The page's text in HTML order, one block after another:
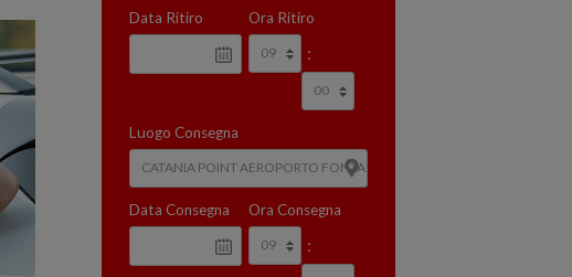
Data Ritiro Ora Ritiro
:
Luogo Consegna
Data Consegna Ora Consegna
: